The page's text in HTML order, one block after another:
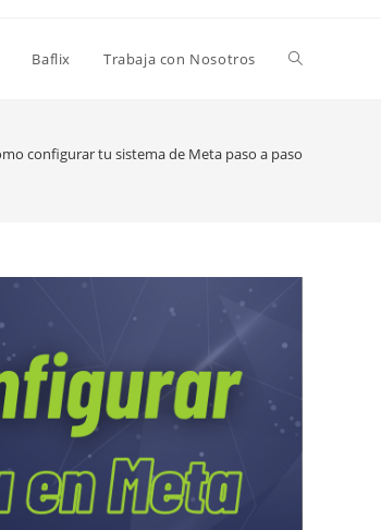
Baflix Trabaja con Nosotros
configurar tu sistema de Meta paso a paso